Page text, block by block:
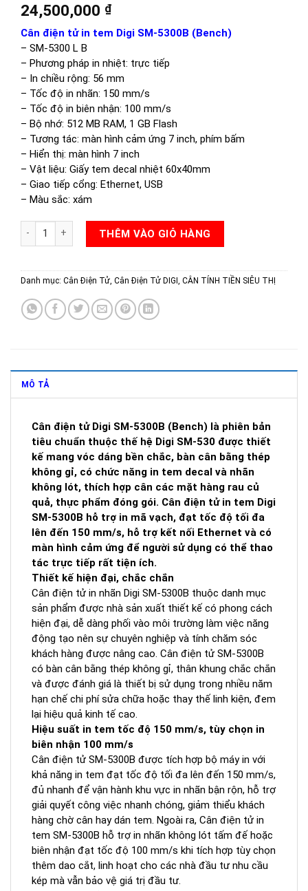
24,500,000 ₫
Cân điện tử in tem Digi SM-5300B (Bench)
– SM-5300 L B
– Phương pháp in nhiệt: trực tiếp
– In chiều rộng: 56 mm
– Tốc độ in nhãn: 150 mm/s
– Tốc độ in biên nhận: 100 mm/s
– Bộ nhớ: 512 MB RAM, 1 GB Flash
– Tương tác: màn hình cảm ứng 7 inch, phím bấm
– Hiển thị: màn hình 7 inch
– Vật liệu: Giấy tem decal nhiệt 60x40mm
– Giao tiếp cổng: Ethernet, USB
– Màu sắc: xám
CÂN ĐIỆN TỬ DIGI SM5300LB số lượng
THÊM VÀO GIỎ HÀNG
Danh mục: Cân Điện Tử, Cân Điện Tử DIGI , CÂN TÍNH TIỀN SIÊU THỊ
MÔ TẢ
Cân điện tử Digi SM-5300B (Bench) là phiên bản
tiêu chuẩn thuộc thế hệ Digi SM-530 được thiết
kế mang vóc dáng bền chắc, bàn cân bằng thép
không gỉ, có chức năng in tem decal và nhãn
không lót, thích hợp cân các mặt hàng rau củ
quả, thực phẩm đóng gói. Cân điện tử in tem Digi
SM-5300B hỗ trợ in mã vạch, đạt tốc độ tối đa
lên đến 150 mm/s, hỗ trợ kết nối Ethernet và có
màn hình cảm ứng để người sử dụng có thể thao
tác trực tiếp rất tiện ích.
Thiết kế hiện đại, chắc chắn
Cân điện tử in nhãn Digi SM-5300B thuộc danh mục
sản phẩm được nhà sản xuất thiết kế có phong cách
hiện đại, dễ dàng phối vào môi trường làm việc năng
động tạo nên sự chuyên nghiệp và tính chăm sóc
khách hàng được nâng cao. Cân điện tử SM-5300B
có bàn cân bằng thép không gỉ, thân khung chắc chắn
và được đánh giá là thiết bị sử dụng trong nhiều năm
hạn chế chi phí sửa chữa hoặc thay thế linh kiện, đem
lại hiệu quả kinh tế cao.
Hiệu suất in tem tốc độ 150 mm/s, tùy chọn in
biên nhận 100 mm/s
Cân điện tử SM-5300B được tích hợp bộ máy in với
khả năng in tem đạt tốc độ tối đa lên đến 150 mm/s,
đủ nhanh để vận hành khu vực in nhãn bận rộn, hỗ trợ
giải quyết công việc nhanh chóng, giảm thiểu khách
hàng chờ cân hay dán tem. Ngoài ra, Cân điện tử in
tem SM-5300B hỗ trợ in nhãn không lót tấm đế hoặc
biên nhận đạt tốc độ 100 mm/s khi tích hợp tùy chọn
thêm dao cắt, linh hoạt cho các nhà đầu tư nhu cầu
kép mà vẫn bảo vệ giá trị đầu tư.